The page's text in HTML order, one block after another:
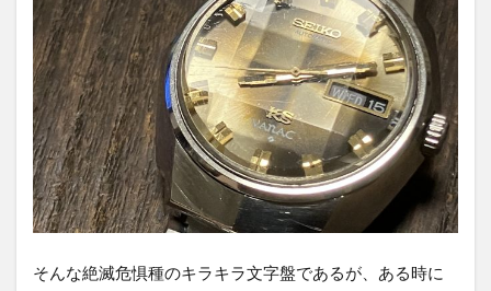
そんな絶滅危惧種のキラキラ文字盤であるが、ある時に